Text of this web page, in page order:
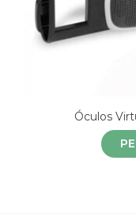
Óculos